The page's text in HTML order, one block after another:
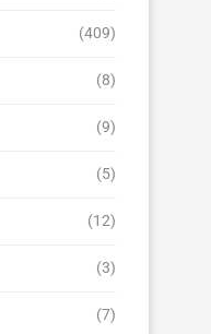
(409)
(8)
(9)
(5)
(12)
(3)
(7)